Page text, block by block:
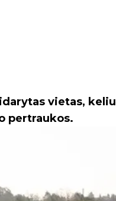
vietas,
pertraukos.